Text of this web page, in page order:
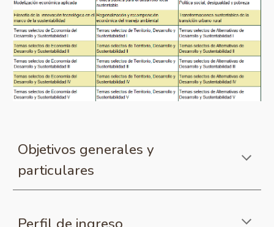
Objetivos generales y
particulares